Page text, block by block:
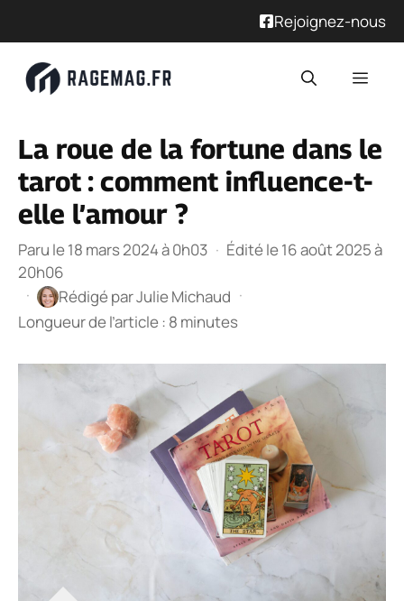
Rejoignez-nous
La roue de la fortune dans le
tarot : comment influence-t-
elle l’amour ?
Paru le 18 mars 2024 à 0h03 · Édité le 16 août 2025 à
20h06
·
Rédigé parJulie Michaud ·
Longueur de l’article : 8 minutes